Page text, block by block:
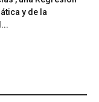
y de la